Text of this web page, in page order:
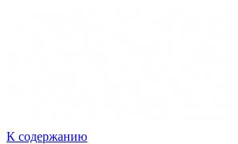
К содержанию